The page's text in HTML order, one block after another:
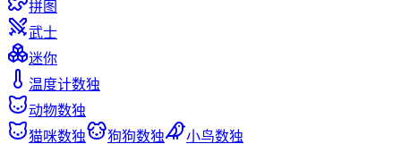
拼图
武士
迷你
温度计数独
动物数独
猫咪数独
狗狗数独
小鸟数独